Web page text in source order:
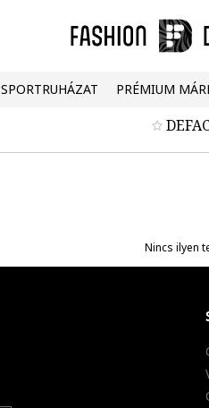
SPORTRUHÁZAT PRÉMIUM
Nincs ilyen